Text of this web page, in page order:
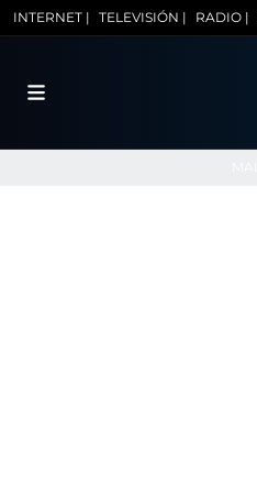
INTERNET | TELEVISIÓN | RADIO |